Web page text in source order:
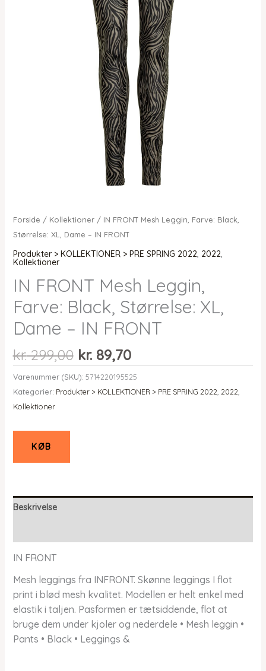
Forside / Kollektioner/ IN FRONT Mesh Leggin, Farve: Black,
Størrelse: XL, Dame – IN FRONT
Produkter > KOLLEKTIONER > PRE SPRING 2022, 2022,
Kollektioner
IN FRONT Mesh Leggin,
Farve: Black, Størrelse: XL,
Dame – IN FRONT
kr.299,00 Den
oprindelige
pris
var:
kr.89,70Den
aktuelle
pris
er:
Varenummer (SKU): 5714220195525
Kategorier: Produkter > KOLLEKTIONER > PRE SPRING 2022 2022
Kollektioner
KØB
Beskrivelse
IN FRONT
Mesh leggings fra INFRONT. Skønne leggings I flot
print i blød mesh kvalitet. Modellen er helt enkel med
elastik i taljen. Pasformen er tætsiddende, flot at
bruge dem under kjoler og nederdele • Mesh leggin •
Pants • Black • Leggings &